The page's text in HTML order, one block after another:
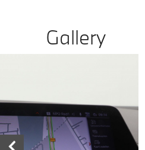
Gallery